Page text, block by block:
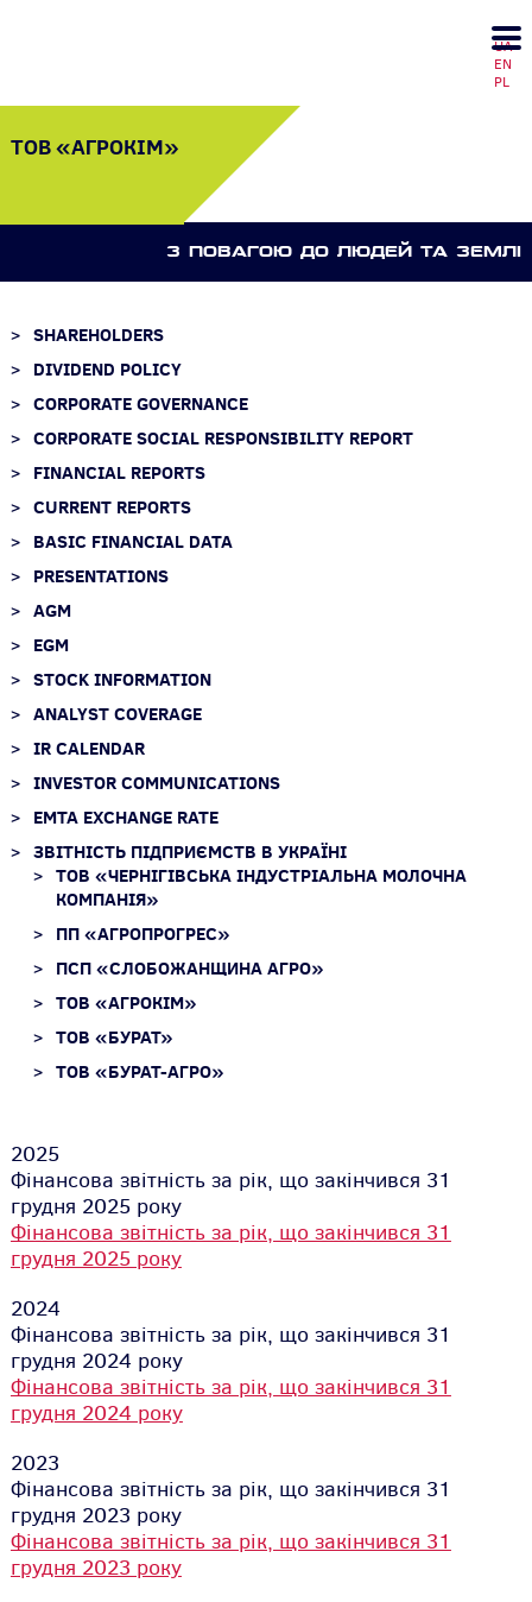
UA
EN
PL
ТОВ «АГРОКІМ»
З ПОВАГОЮ ДО ЛЮДЕЙ ТА ЗЕМЛI
SHAREHOLDERS
DIVIDEND POLICY
CORPORATE GOVERNANCE
CORPORATE SOCIAL RESPONSIBILITY REPORT
FINANCIAL REPORTS
CURRENT REPORTS
BASIC FINANCIAL DATA
PRESENTATIONS
AGM
EGM
STOCK INFORMATION
ANALYST COVERAGE
IR CALENDAR
INVESTOR COMMUNICATIONS
EMTA EXCHANGE RATE
ЗВІТНІСТЬ ПІДПРИЄМСТВ В УКРАЇНІ
ТОВ «ЧЕРНІГІВСЬКА ІНДУСТРІАЛЬНА МОЛОЧНА
КОМПАНІЯ»
ПП «АГРОПРОГРЕС»
ПСП «СЛОБОЖАНЩИНА АГРО»
ТОВ «АГРОКІМ»
ТОВ «БУРАТ»
ТОВ «БУРАТ-АГРО»
2025
Фінансова звітність за рік, що закінчився 31
грудня 2025 року
Фінансова звітність за рік, що закінчився 31
грудня 2025 року
2024
Фінансова звітність за рік, що закінчився 31
грудня 2024 року
Фінансова звітність за рік, що закінчився 31
грудня 2024 року
2023
Фінансова звітність за рік, що закінчився 31
грудня 2023 року
Фінансова звітність за рік, що закінчився 31
грудня 2023 року